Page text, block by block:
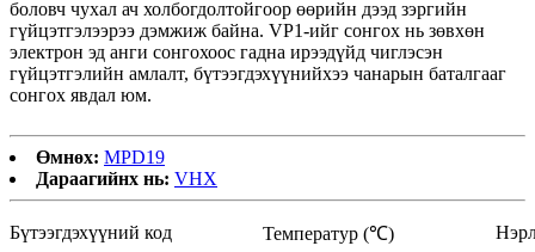
боловч чухал ач холбогдолтойгоор өөрийн дээд зэргийн
гүйцэтгэлээрээ дэмжиж байна. VP1-ийг сонгох нь зөвхөн
электрон эд анги сонгохоос гадна ирээдүйд чиглэсэн
гүйцэтгэлийн амлалт, бүтээгдэхүүнийхээ чанарын баталгааг
сонгох явдал юм.
Өмнөх: MPD19
Дараагийнх нь: VHX
Бүтээгдэхүүний код Температур (℃)